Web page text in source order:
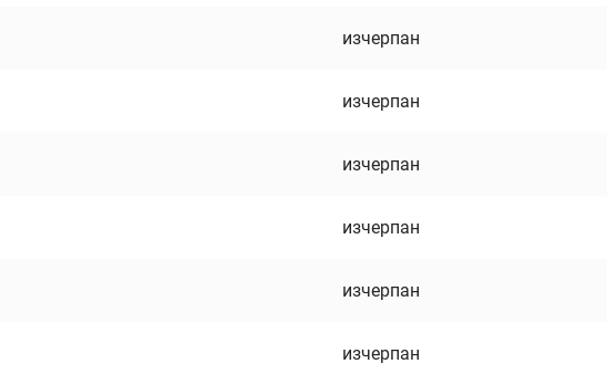
изчерпан
изчерпан
изчерпан
изчерпан
изчерпан
изчерпан